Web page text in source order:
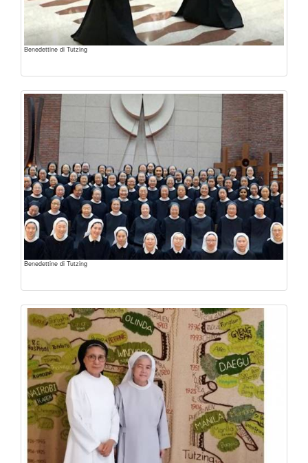
Benedettine di Tutzing
Benedettine di Tutzing